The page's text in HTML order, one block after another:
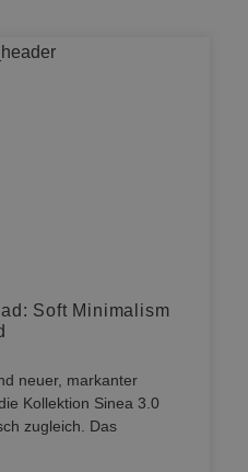
Soft Minimalism
neuer, markanter
Kollektion Sinea 3.0
zugleich. Das